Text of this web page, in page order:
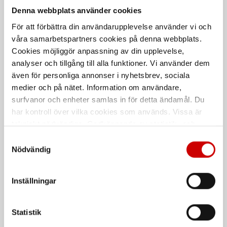
Denna webbplats använder cookies
För att förbättra din användarupplevelse använder vi och
våra samarbetspartners cookies på denna webbplats.
Cookies möjliggör anpassning av din upplevelse,
analyser och tillgång till alla funktioner. Vi använder dem
även för personliga annonser i nyhetsbrev, sociala
medier och på nätet. Information om användare,
surfvanor och enheter samlas in för detta ändamål. Du
har kontroll över vilka cookies som används. Vissa är
tekniskt nödvändiga. Godkännande av statistik- och
länder utanför EU med olika dataskyddsnormer. Genom
att godkänna samtycker du till sådana överföringar. Läs
Nödvändig
Inställningar
Statistik
Partikelfilter Callisto
Till fläktenhet Callisto
Paket - Ansiktsskydd
Callisto G10